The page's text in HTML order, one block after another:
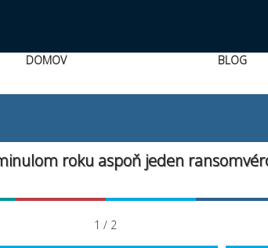
DOMOV BLOG
roku aspoň jeden
1 / 2